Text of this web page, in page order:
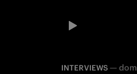
INTERVIEWS—